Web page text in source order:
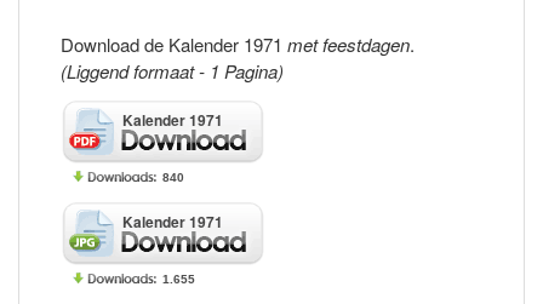
Download de Kalender 1971met feestdagen.
(Liggend formaat - 1 Pagina)
Kalender 1971
840
Kalender 1971
1.655